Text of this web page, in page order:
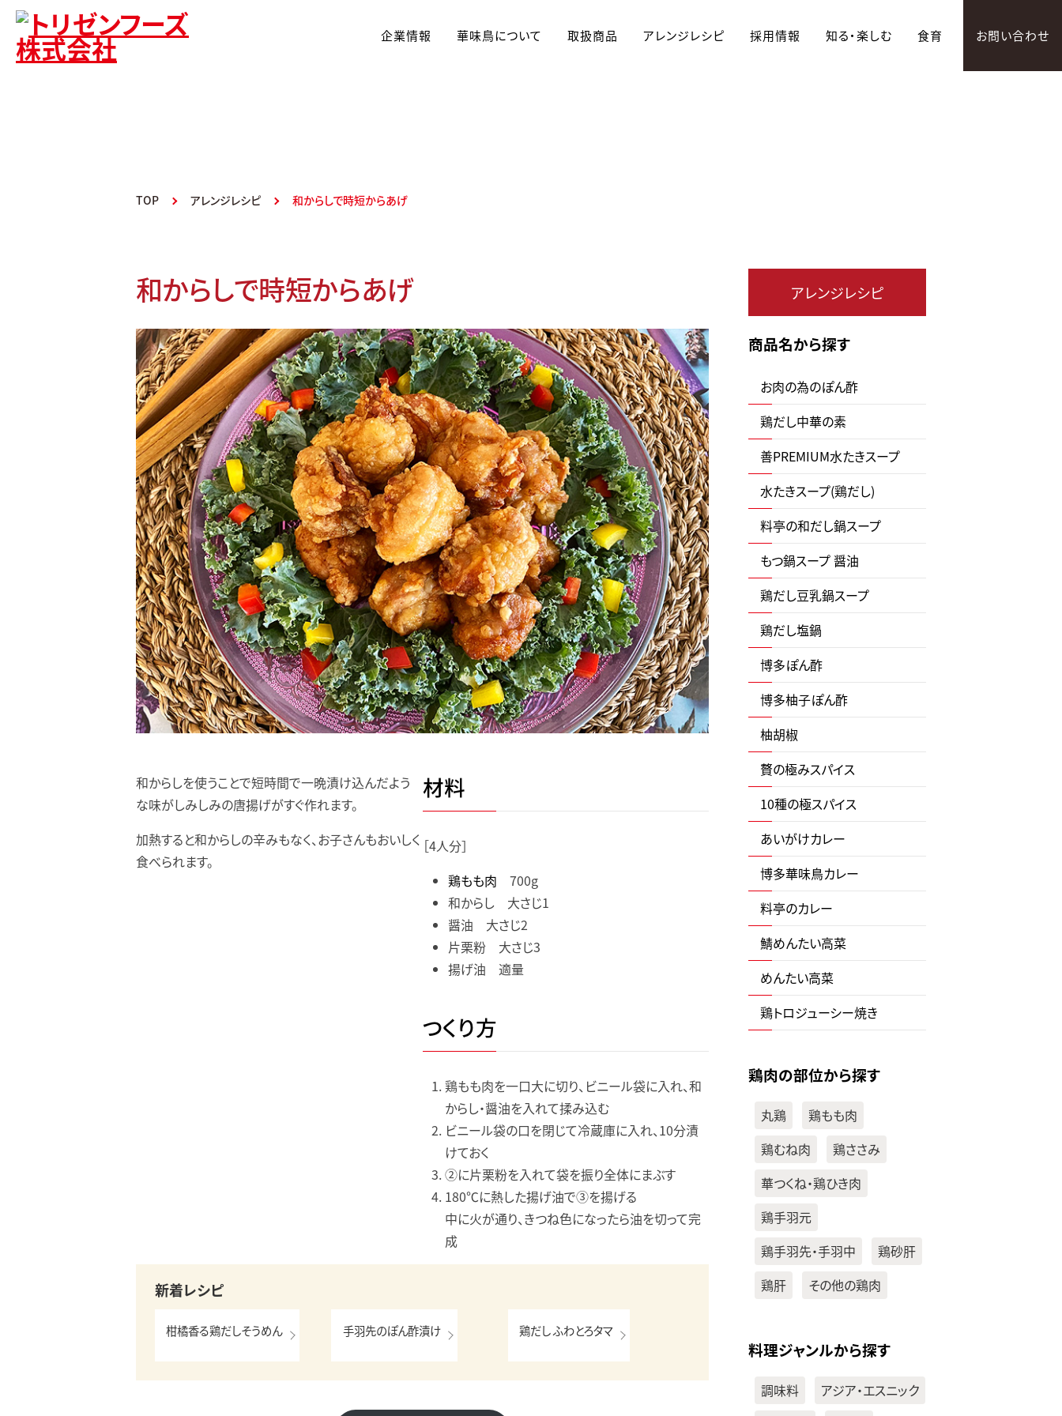
企業情報 華味鳥について 取扱商品 アレンジレシピ 採用情報 知る・楽しむ 食育 お問い合わせ
TOP アレンジレシピ 和からしで時短からあげ
和からしで時短からあげ
和からしを使うことで短時間で一晩漬け込んだよう
な味がしみしみの唐揚げがすぐ作れます。
加熱すると和からしの辛みもなく、お子さんもおいしく
食べられます。
材料
［4人分］
鶏もも肉 700g
和からし 大さじ1
醤油 大さじ2
片栗粉 大さじ3
揚げ油 適量
つくり方
鶏もも肉を一口大に切り、ビニール袋に入れ、和
からし・醤油を入れて揉み込む
ビニール袋の口を閉じて冷蔵庫に入れ、10分漬
けておく
②に片栗粉を入れて袋を振り全体にまぶす
180℃に熱した揚げ油で③を揚げる
中に火が通り、きつね色になったら油を切って完
成
新着レシピ
柑橘香る鶏だしそうめん 手羽先のぽん酢漬け 鶏だし ふわとろタマ
アレンジレシピ
商品名から探す
お肉の為のぽん酢
鶏だし中華の素
善PREMIUM水たきスープ
水たきスープ(鶏だし)
料亭の和だし鍋スープ
もつ鍋スープ 醤油
鶏だし豆乳鍋スープ
鶏だし塩鍋
博多ぽん酢
博多柚子ぽん酢
柚胡椒
贅の極みスパイス
10種の極スパイス
あいがけカレー
博多華味鳥カレー
料亭のカレー
鯖めんたい高菜
めんたい高菜
鶏トロジューシー焼き
鶏肉の部位から探す
丸鶏
鶏もも肉
鶏むね肉
鶏ささみ
華つくね・鶏ひき肉
鶏手羽元
鶏手羽先・手羽中
鶏砂肝
鶏肝
その他の鶏肉
料理ジャンルから探す
調味料
アジア・エスニック